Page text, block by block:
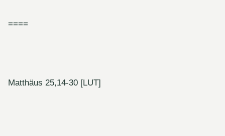
====
Matthäus 25,14-30 [LUT]